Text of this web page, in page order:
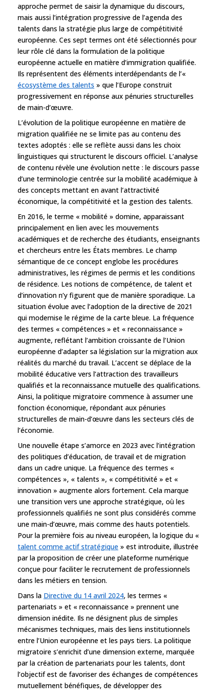
approche permet de saisir la dynamique du discours,
mais aussi l’intégration progressive de l’agenda des
talents dans la stratégie plus large de compétitivité
européenne. Ces sept termes ont été sélectionnés pour
leur rôle clé dans la formulation de la politique
européenne actuelle en matière d’immigration qualifiée.
Ils représentent des éléments interdépendants de l’«
écosystème des talents » que l’Europe construit
progressivement en réponse aux pénuries structurelles
de main-d’œuvre.
L’évolution de la politique européenne en matière de
migration qualifiée ne se limite pas au contenu des
textes adoptés : elle se reflète aussi dans les choix
linguistiques qui structurent le discours officiel. L’analyse
de contenu révèle une évolution nette : le discours passe
d’une terminologie centrée sur la mobilité académique à
des concepts mettant en avant l’attractivité
économique, la compétitivité et la gestion des talents.
En 2016, le terme « mobilité » domine, apparaissant
principalement en lien avec les mouvements
académiques et de recherche des étudiants, enseignants
et chercheurs entre les États membres. Le champ
sémantique de ce concept englobe les procédures
administratives, les régimes de permis et les conditions
de résidence. Les notions de compétence, de talent et
d’innovation n’y figurent que de manière sporadique. La
situation évolue avec l’adoption de la directive de 2021
qui modernise le régime de la carte bleue. La fréquence
des termes « compétences » et « reconnaissance »
augmente, reflétant l’ambition croissante de l’Union
européenne d’adapter sa législation sur la migration aux
réalités du marché du travail. L’accent se déplace de la
mobilité éducative vers l’attraction des travailleurs
qualifiés et la reconnaissance mutuelle des qualifications.
Ainsi, la politique migratoire commence à assumer une
fonction économique, répondant aux pénuries
structurelles de main-d’œuvre dans les secteurs clés de
l’économie.
Une nouvelle étape s’amorce en 2023 avec l’intégration
des politiques d’éducation, de travail et de migration
dans un cadre unique. La fréquence des termes «
compétences », « talents », « compétitivité » et «
innovation » augmente alors fortement. Cela marque
une transition vers une approche stratégique, où les
professionnels qualifiés ne sont plus considérés comme
une main-d’œuvre, mais comme des hauts potentiels.
Pour la première fois au niveau européen, la logique du «
talent comme actif stratégique » est introduite, illustrée
par la proposition de créer une plateforme numérique
conçue pour faciliter le recrutement de professionnels
dans les métiers en tension.
Dans la Directive du 14 avril 2024, les termes «
partenariats » et « reconnaissance » prennent une
dimension inédite. Ils ne désignent plus de simples
mécanismes techniques, mais des liens institutionnels
entre l’Union européenne et les pays tiers. La politique
migratoire s’enrichit d’une dimension externe, marquée
par la création de partenariats pour les talents, dont
l’objectif est de favoriser des échanges de compétences
mutuellement bénéfiques, de développer des